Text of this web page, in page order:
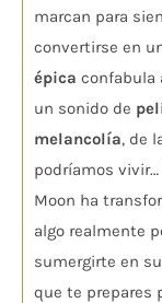
marcan para
convertirse en
épica confabula
un sonido de
melancolía, de
podríamos
Moon ha
algo realmente
sumergirte en
que te prepares